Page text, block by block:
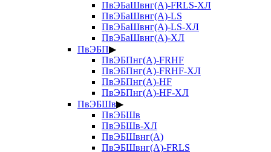
ПвЭБаШвнг(А)-FRLS-ХЛ
ПвЭБаШвнг(А)-LS
ПвЭБаШвнг(А)-LS-ХЛ
ПвЭБаШвнг(А)-ХЛ
ПвЭБП▶
ПвЭБПнг(А)-FRHF
ПвЭБПнг(А)-FRHF-ХЛ
ПвЭБПнг(А)-HF
ПвЭБПнг(А)-HF-ХЛ
ПвЭБШв▶
ПвЭБШв
ПвЭБШв-ХЛ
ПвЭБШвнг(А)
ПвЭБШвнг(А)-FRLS